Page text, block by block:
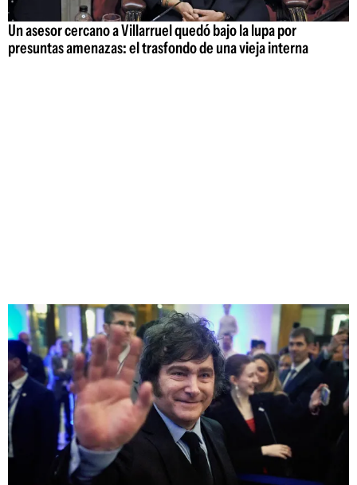
Un asesor cercano a Villarruel quedó bajo la lupa por
presuntas amenazas: el trasfondo de una vieja interna